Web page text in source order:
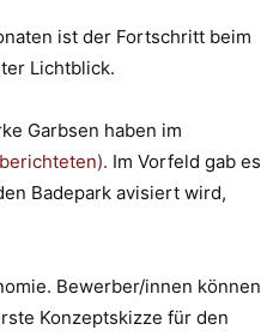
ist der Fortschritt beim
Lichtblick.
Garbsen haben im
Im Vorfeld gab es
Badepark avisiert wird,
Bewerber/innen können
Konzeptskizze für den